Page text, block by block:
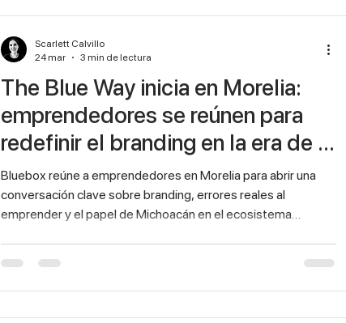
The Blue Way inicia en Morelia:
emprendedores se reúnen para
redefinir el branding en la era de la
IA
Bluebox reúne a emprendedores en Morelia para abrir una
conversación clave sobre branding, errores reales al
emprender y el papel de Michoacán en el ecosistema
The Blue Way El pasado jueves, en nuestras oficinas
centrales en Morelia, algo volvió a tomar forma: la comunidad.
Scarlett Calvillo
24 mar
3 min de lectura